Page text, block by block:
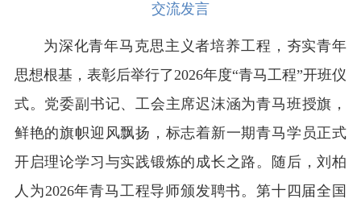
交流发言
为深化青年马克思主义者培养工程，夯实青年
思想根基，表彰后举行了2026年度“青马工程”开班仪
式。党委副书记、工会主席迟沫涵为青马班授旗，
鲜艳的旗帜迎风飘扬，标志着新一期青马学员正式
开启理论学习与实践锻炼的成长之路。随后，刘柏
人为2026年青马工程导师颁发聘书。第十四届全国